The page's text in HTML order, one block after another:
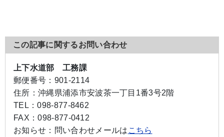
この記事に関するお問い合わせ
上下水道部 工務課
郵便番号： 901-2114
住所： 沖縄県浦添市安波茶一丁目1番3号2階
TEL：098-877-8462
FAX：098-877-0412
お知らせ： 問い合わせメールは こちら